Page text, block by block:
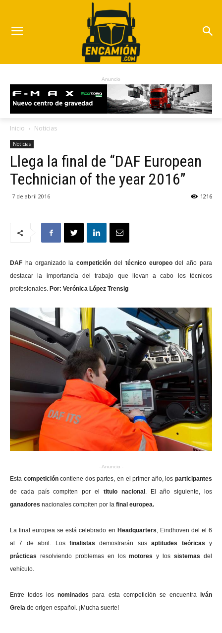
Anuncio
Inicio Noticias
Noticias
Llega la final de “DAF European
Technician of the year 2016”
7 de abril 2016 1216
DAF ha organizado lacompeticióndel técnico europeodel año para
destacar la importancia del trabajo que llevan a cabo los técnicos
profesionales. Por: Verónica López Trensig
- Anuncio -
Esta competicióncontiene dos partes, en el primer año, losparticipantes
de cada país compiten por el titulo nacional . El año siguiente, los
ganadores nacionales compiten por la final europea.
La final europea se está celebrado en Headquarters, Eindhoven del el 6
al 7 de abril. Los finalistasdemostrarán susaptitudes teóricasy
prácticas resolviendo problemas en losmotoresy lossistemasdel
vehículo.
Entre todos losnominadospara esta competición se encuentra
Iván
Grela de origen español. ¡Mucha suerte!